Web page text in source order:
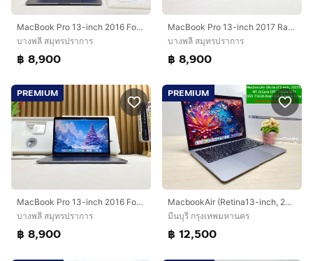
MacBook Pro 13-inch 2016 Four Thunderbolt 3Ports Ram8GB SSD256GB SpaceGray
บางพลี สมุทรปราการ
฿ 8,900
MacBook Pro 13-inch 2017 Ram8GB SSD256GB Silve
บางพลี สมุทรปราการ
฿ 8,900
PREMIUM
MacBook Pro 13-inch 2016 Four Thunderbolt 3Ports Ram8GB SSD256GB SpaceGray
บางพลี สมุทรปราการ
฿ 8,900
PREMIUM
MacbookAir (Retina13-inch, 2020) M1 8-Core CPU 7-Core GPU SSD 256Gb Ram 8Gb สี Space Gray ครบกล่อง ราคาสุดคุ้ม
มีนบุรี กรุงเทพมหานคร
฿ 12,500